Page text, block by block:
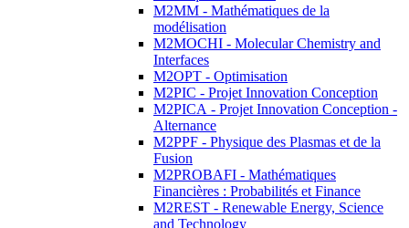
M2MM - Mathématiques de la
modélisation
M2MOCHI - Molecular Chemistry and
Interfaces
M2OPT - Optimisation
M2PIC - Projet Innovation Conception
M2PICA - Projet Innovation Conception -
Alternance
M2PPF - Physique des Plasmas et de la
Fusion
M2PROBAFI - Mathématiques
Financières : Probabilités et Finance
M2REST - Renewable Energy, Science
and Technology